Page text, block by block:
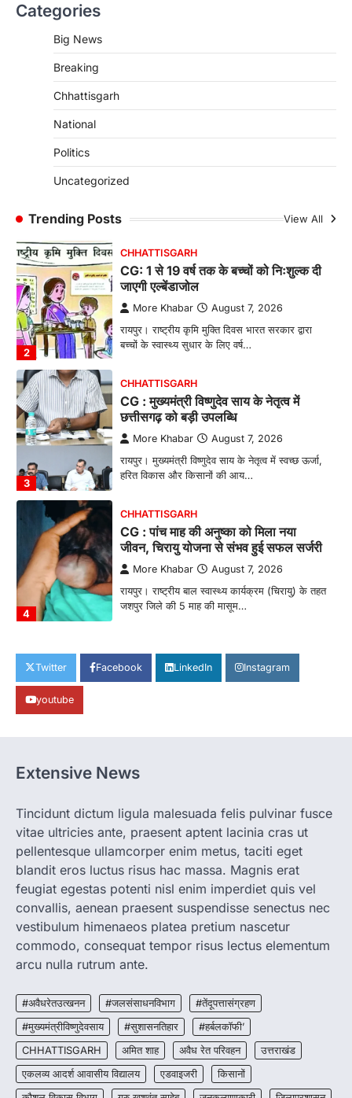
Categories
Big News
Breaking
Chhattisgarh
National
Politics
Uncategorized
Trending Posts View All
जशपुर जिले की 5 माह की मासूम…
CG: छिपली की दीदियों का कमाल, बकरी
बनाने की दिशा में जिले के नगरी…
2
CHHATTISGARH
CG: 1 से 19 वर्ष तक के बच्चों को निःशुल्क दी
जाएगी एल्बेंडाजोल
More Khabar August 7, 2026
रायपुर। राष्ट्रीय कृमि मुक्ति दिवस भारत सरकार द्वारा
बच्चों के स्वास्थ्य सुधार के लिए वर्ष…
3
CHHATTISGARH
CG : मुख्यमंत्री विष्णुदेव साय के नेतृत्व में
छत्तीसगढ़ को बड़ी उपलब्धि
More Khabar August 7, 2026
रायपुर। मुख्यमंत्री विष्णुदेव साय के नेतृत्व में स्वच्छ ऊर्जा,
हरित विकास और किसानों की आय…
4
CHHATTISGARH
CG : पांच माह की अनुष्का को मिला नया
जीवन, चिरायु योजना से संभव हुई सफल सर्जरी
More Khabar August 7, 2026
रायपुर। राष्ट्रीय बाल स्वास्थ्य कार्यक्रम (चिरायु) के तहत
जशपुर जिले की 5 माह की मासूम…
CG: छिपली की दीदियों का कमाल, बकरी
पालन से बढ़ी आय और मजबूत हुआ आत्मविश्वास
बनाने की दिशा में जिले के नगरी…
2
CHHATTISGARH
जाएगी एल्बेंडाजोल
More Khabar August 7, 2026
रायपुर। राष्ट्रीय कृमि मुक्ति दिवस भारत सरकार द्वारा
बच्चों के स्वास्थ्य सुधार के लिए वर्ष…
3
CHHATTISGARH
CG : मुख्यमंत्री विष्णुदेव साय के नेतृत्व में
छत्तीसगढ़ को बड़ी उपलब्धि
More Khabar
हरित विकास और किसानों की आय…
CHHATTISGARH
CG : पांच माह की अनुष्का को मिला नया
जीवन, चिरायु योजना से संभव हुई सफल सर्जरी
More Khabar August 7, 2026
Twitter Facebook LinkedIn Instagram
youtube
Extensive News
Tincidunt dictum ligula malesuada felis pulvinar fusce
vitae ultricies ante, praesent aptent lacinia cras ut
pellentesque ullamcorper enim metus, taciti eget
blandit eros luctus risus hac massa. Magnis erat
feugiat egestas potenti nisl enim imperdiet quis vel
convallis, aenean praesent suspendisse senectus nec
vestibulum himenaeos platea pretium nascetur
commodo, consequat tempor risus lectus elementum
arcu nulla rutrum ante.
#अवैधरेतउत्खनन #जलसंसाधनविभाग
#तेंदूपत्तासंग्रहण
#मुख्यमंत्रीविष्णुदेवसाय
#सुशासनतिहार
#हर्बलकॉफी’
CHHATTISGARH
अमित शाह अवैध रेत परिवहन
उत्तराखंड
एकलव्य आदर्श आवासीय विद्यालय
एडवाइजरी
किसानों